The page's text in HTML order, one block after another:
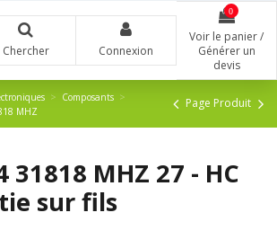
Chercher Connexion
0
Voir le panier /
Générer un
devis
Composants
MHZ
Page Produit
31818 MHZ 27 - HC
sur fils